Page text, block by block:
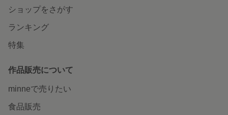
ショップをさがす
ランキング
特集
作品販売について
minneで売りたい
食品販売